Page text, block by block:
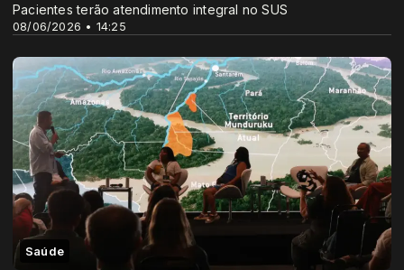
08/06/2026 • 14:25
Pacientes terão atendimento integral no SUS
Saúde